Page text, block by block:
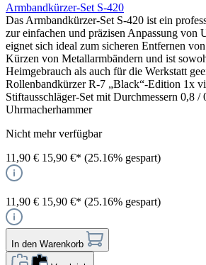
Armbandkürzer-Set S-420
Das Armbandkürzer-Set S-420 ist ein
zur einfachen und präzisen Anpassung von
eignet sich ideal zum sicheren Entfernen
Kürzen von Metallarmbändern und ist
Heimgebrauch als auch für die Werkstatt
Rollenbandkürzer R-7 „Black“-Edition 1x
Stiftausschläger-Set mit Durchmessern 0,8
Uhrmacherhammer
Nicht mehr verfügbar
11,90 € 15,90 €* (25.16% gespart)
11,90 € 15,90 €* (25.16% gespart)
In den Warenkorb